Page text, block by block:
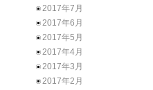
2017年7月
2017年6月
2017年5月
2017年4月
2017年3月
2017年2月